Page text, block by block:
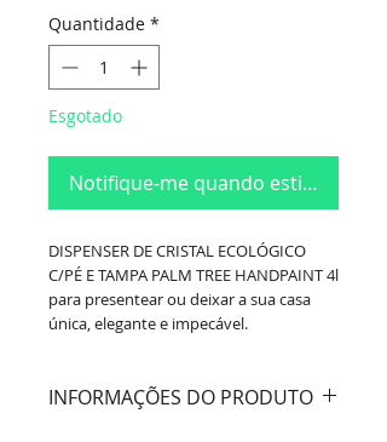
Quantidade *
Esgotado
Notifique-me quando estiver
DISPENSER DE CRISTAL ECOLÓGICO
C/PÉ E TAMPA PALM TREE HANDPAINT 4l
para presentear ou deixar a sua casa
única, elegante e impecável.
INFORMAÇÕES DO PRODUTO